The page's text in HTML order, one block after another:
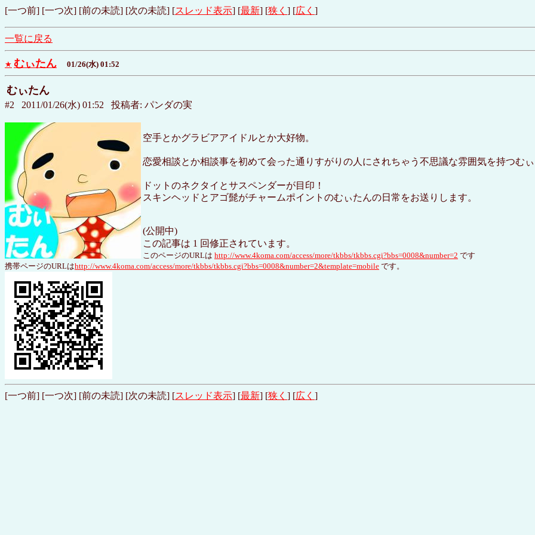
[一つ前] [一つ次] [前の未読] [次の未読] [スレッド表示] [最新] [狭く ] [広く ]
一覧に戻る
★ むぃたん 01/26(水) 01:52
むぃたん
#2 2011/01/26(水) 01:52 投稿者: パンダの実
空手とかグラビアアイドルとか大好物。
恋愛相談とか相談事を初めて会った通りすがりの人にされちゃう不思議な雰囲気を持つむ
ドットのネクタイとサスペンダーが目印！
スキンヘッドとアゴ髭がチャームポイントのむぃたんの日常をお送りします。
(公開中)
この記事は 1 回修正されています。
このページのURLは http://www.4koma.com/access/more/tkbbs/tkbbs.cgi?bbs=0008&number=2 です
携帯ページのURLはhttp://www.4koma.com/access/more/tkbbs/tkbbs.cgi?bbs=0008&number=2&template=mobile です。
[一つ前] [一つ次] [前の未読] [次の未読] [スレッド表示] [最新] [狭く ] [広く ]